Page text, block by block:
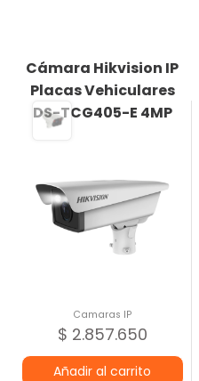
Cámara Hikvision IP
Placas Vehiculares
DS-TCG405-E 4MP
Camaras IP
$ 2.857.650
Añadir al carrito